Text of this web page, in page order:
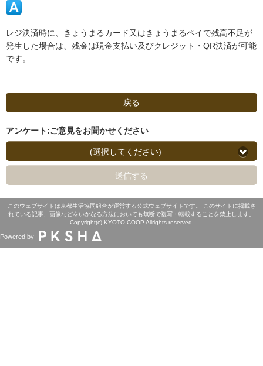
レジ決済時に、きょうまるカード又はきょうまるペイで残高不足が
発生した場合は、残金は現金支払い及びクレジット・QR決済が可能
です。
戻る
アンケート:ご意見をお聞かせください
(選択してください)
送信する
このウェブサイトは京都生活協同組合が運営する公式ウェブサイトです。 このサイトに掲載さ
れている記事、画像などをいかなる方法においても無断で複写・転載することを禁止します。
Copyright(c) KYOTO-COOP.Allrights reserved.
Powered by